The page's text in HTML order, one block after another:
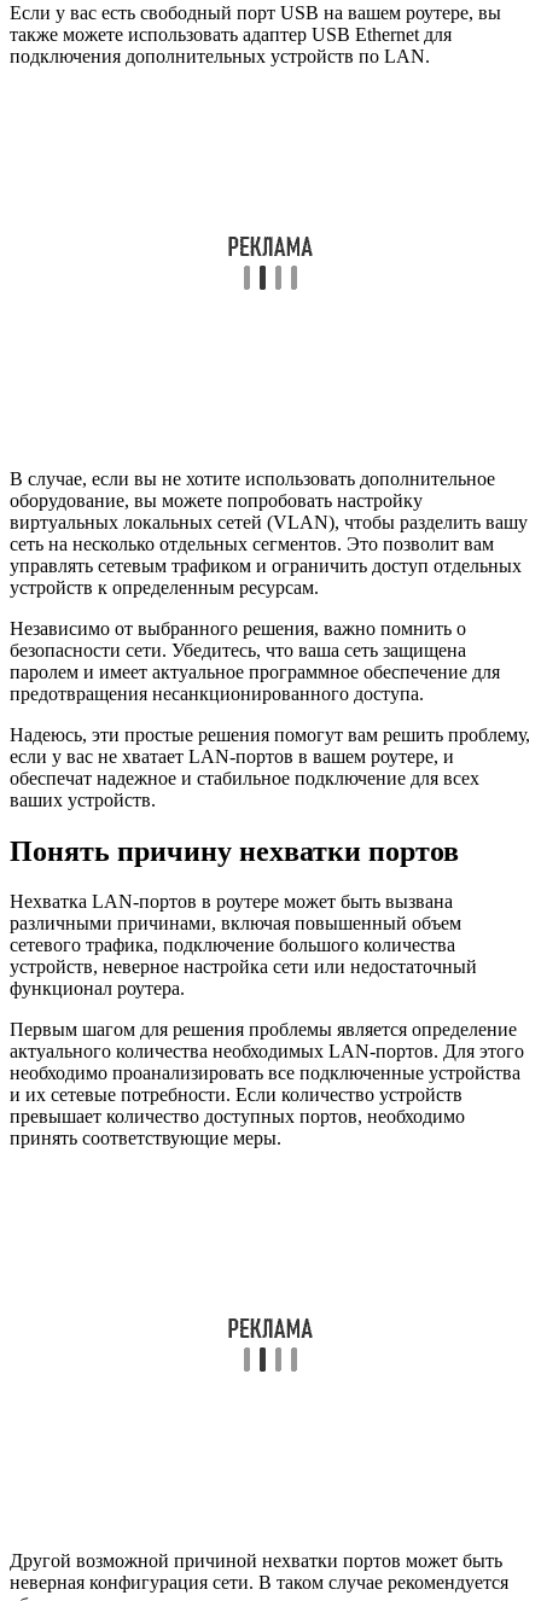
Если у вас есть свободный порт USB на вашем роутере, вы
также можете использовать адаптер USB Ethernet для
подключения дополнительных устройств по LAN.
В случае, если вы не хотите использовать дополнительное
оборудование, вы можете попробовать настройку
виртуальных локальных сетей (VLAN), чтобы разделить вашу
сеть на несколько отдельных сегментов. Это позволит вам
управлять сетевым трафиком и ограничить доступ отдельных
устройств к определенным ресурсам.
Независимо от выбранного решения, важно помнить о
безопасности сети. Убедитесь, что ваша сеть защищена
паролем и имеет актуальное программное обеспечение для
предотвращения несанкционированного доступа.
Надеюсь, эти простые решения помогут вам решить проблему,
если у вас не хватает LAN-портов в вашем роутере, и
обеспечат надежное и стабильное подключение для всех
ваших устройств.
Понять причину нехватки портов
Нехватка LAN-портов в роутере может быть вызвана
различными причинами, включая повышенный объем
сетевого трафика, подключение большого количества
устройств, неверное настройка сети или недостаточный
функционал роутера.
Первым шагом для решения проблемы является определение
актуального количества необходимых LAN-портов. Для этого
необходимо проанализировать все подключенные устройства
и их сетевые потребности. Если количество устройств
превышает количество доступных портов, необходимо
принять соответствующие меры.
Другой возможной причиной нехватки портов может быть
неверная конфигурация сети. В таком случае рекомендуется